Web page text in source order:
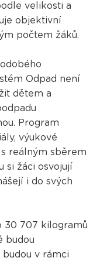
velikosti a
objektivní
počtem žáků.
Odpad není
dětem a
Program
výukové
reálným sběrem
si žáci osvojují
i do svých
30 707 kilogramů
budou
v rámci